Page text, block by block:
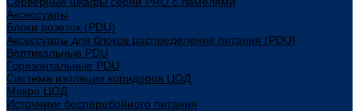
Аксессуары
Блоки розеток (PDU)
Аксессуары для блоков распределения питания (PDU)
Вертикальные PDU
Горизонтальные PDU
Система изоляции коридоров ЦОД
Микро ЦОД
Источники бесперебойного питания